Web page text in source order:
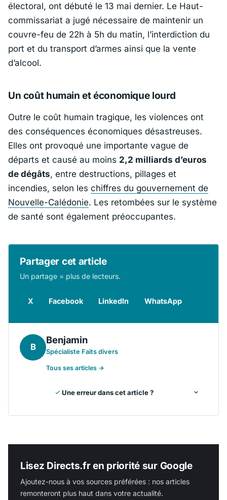
électoral, ont débuté le 13 mai dernier. Le Haut-
commissariat a jugé nécessaire de maintenir un
couvre-feu de 22h à 5h du matin, l’interdiction du
port et du transport d’armes ainsi que la vente
d’alcool.
Un coût humain et économique lourd
Outre le coût humain tragique, les violences ont
des conséquences économiques désastreuses.
Elles ont provoqué une importante vague de
départs et causé au moins 2,2 milliards d’euros
de dégâts, entre destructions, pillages et
incendies, selon les chiffres du gouvernement de
Nouvelle-Calédonie. Les retombées sur le système
de santé sont également préoccupantes.
Partager cet article
Un partage = plus de lecteurs.
X Facebook LinkedIn WhatsApp
B
Benjamin
Spécialiste Faits divers
Tous ses articles →
Une erreur dans cet article ?
Lisez Directs.fr en priorité sur Google
Ajoutez-nous à vos sources préférées : nos articles
remonteront plus haut dans votre actualité.